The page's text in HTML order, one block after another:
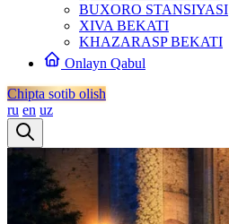
BUXORO STANSIYASI
XIVA BEKATI
KHAZARASP BEKATI
Onlayn Qabul
Chipta sotib olish
ru en uz